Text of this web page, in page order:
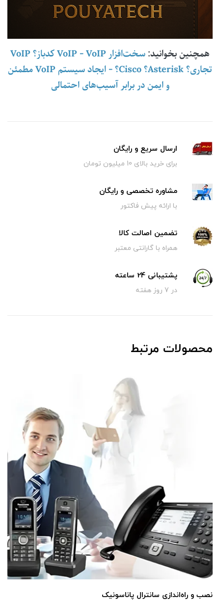
همچنین بخوانید:سخت‌افزار VoIP -
VoIP کدباز؟ VoIP
تجاری؟ Asterisk؟ Cisco؟
-
ایجاد سیستم VoIP مطمئن
و ایمن در برابر آسیب‌های احتمالی
ارسال سریع و رایگان
برای خرید بالای 10 میلیون تومان
مشاوره تخصصی و رایگان
با ارائه پیش فاکتور
تضمین اصالت کالا
همراه با گارانتی معتبر
پشتیبانی 24 ساعته
در 7 روز هفته
محصولات مرتبط
نصب و راه‌اندازی سانترال پاناسونیک